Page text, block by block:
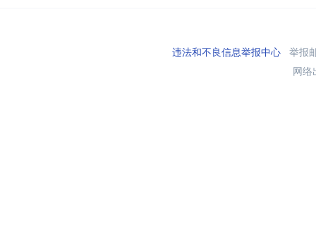
违法和不良信息举报中心举报
网